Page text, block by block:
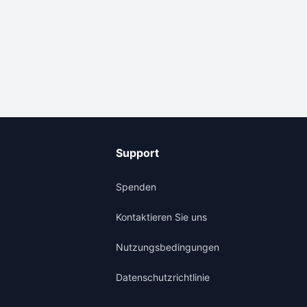
Support
Spenden
Kontaktieren Sie uns
Nutzungsbedingungen
Datenschutzrichtlinie